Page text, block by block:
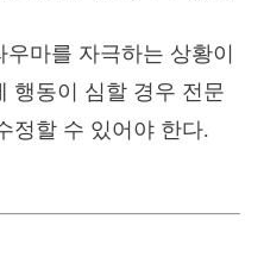
마를 자극하는 상황이
행동이 심할 경우 전문
정할 수 있어야 한다.